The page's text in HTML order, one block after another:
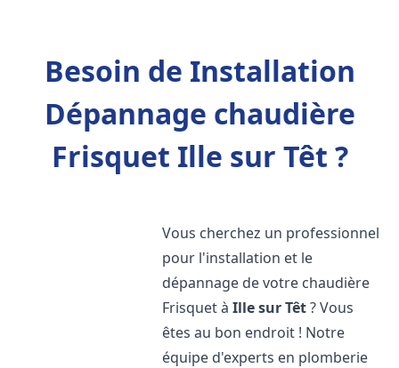
Besoin de Installation
Dépannage chaudière
Frisquet Ille sur Têt ?
Vous cherchez un professionnel
pour l'installation et le
dépannage de votre chaudière
Frisquet àIlle sur Têt? Vous
êtes au bon endroit ! Notre
équipe d'experts en plomberie